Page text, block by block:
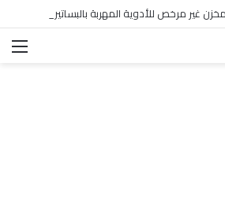
غير مرخص للأدوية المهربة بالبساتين